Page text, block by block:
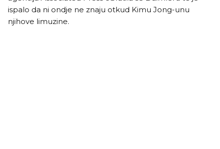
ispalo da ni ondje ne znaju otkud Kimu Jong-unu
njihove limuzine.